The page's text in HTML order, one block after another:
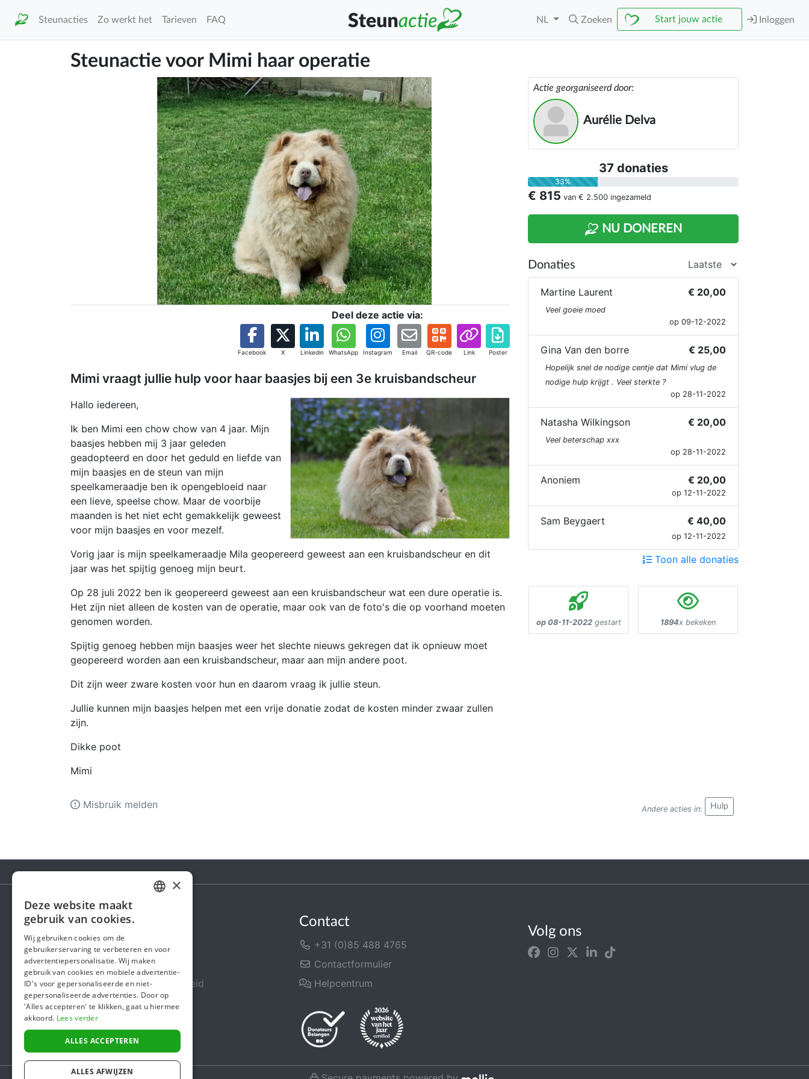
Steunacties Zo werkt het Tarieven FAQ NL Zoeken Start jouw actie Inloggen
Steunactie voor Mimi haar operatie
Deel deze actie via:
Facebook X Linkedin WhatsApp Instagram Email QR-code Link Poster
Mimi vraagt jullie hulp voor haar baasjes bij een 3e kruisbandscheur
Hallo iedereen,
Ik ben Mimi een chow chow van 4 jaar. Mijn
baasjes hebben mij 3 jaar geleden
geadopteerd en door het geduld en liefde van
mijn baasjes en de steun van mijn
speelkameraadje ben ik opengebloeid naar
een lieve, speelse chow. Maar de voorbije
maanden is het niet echt gemakkelijk geweest
voor mijn baasjes en voor mezelf.
Vorig jaar is mijn speelkameraadje Mila geopereerd geweest aan een kruisbandscheur en dit
jaar was het spijtig genoeg mijn beurt.
Op 28 juli 2022 ben ik geopereerd geweest aan een kruisbandscheur wat een dure operatie is.
Het zijn niet alleen de kosten van de operatie, maar ook van de foto's die op voorhand moeten
genomen worden.
Spijtig genoeg hebben mijn baasjes weer het slechte nieuws gekregen dat ik opnieuw moet
geopereerd worden aan een kruisbandscheur, maar aan mijn andere poot.
Dit zijn weer zware kosten voor hun en daarom vraag ik jullie steun.
Jullie kunnen mijn baasjes helpen met een vrije donatie zodat de kosten minder zwaar zullen
zijn.
Dikke poot
Mimi
Actie georganiseerd door:
Aurélie Delva
37 donaties
33%
€ 815 van € 2.500 ingezameld
NU DONEREN
Donaties
Martine Laurent € 20,00
Veel goeie moed
op 09-12-2022
Gina Van den borre € 25,00
Hopelijk snel de nodige centje dat Mimi vlug de
nodige hulp krijgt . Veel sterkte ?
op 28-11-2022
Natasha Wilkingson € 20,00
Veel beterschap xxx
op 28-11-2022
Anoniem € 20,00
op 12-11-2022
Sam Beygaert € 40,00
op 12-11-2022
Toon alle donaties
op 08-11-2022gestart 1894x bekeken
Andere acties in: Hulp
Misbruik melden
Steunactie
Over ons
In de media
Veiligheid & Betrouwbaarheid
Algemene voorwaarden
Privacybeleid
Cookiebeleid
Contact
+31 (0)85 488 4765
Contactformulier
Helpcentrum
Volg ons
ENGLISH
×
Deze website maakt
gebruik van cookies.
Wij gebruiken cookies om de
gebruikerservaring te verbeteren en voor
advertentiepersonalisatie. Wij maken
gebruik van cookies en mobiele advertentie-
ID's voor gepersonaliseerde en niet-
gepersonaliseerde advertenties. Door op
'Alles accepteren' te klikken, gaat u hiermee
akkoord. Lees verder
ALLES ACCEPTEREN
ALLES AFWIJZEN